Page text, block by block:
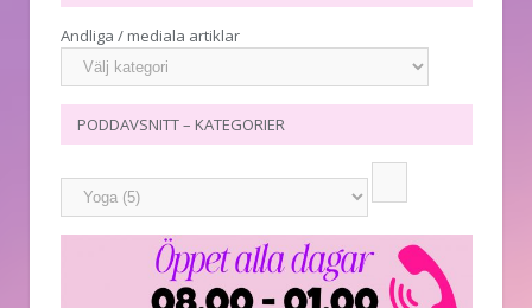
Andliga / mediala artiklar
PODDAVSNITT – KATEGORIER